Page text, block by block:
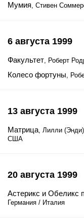
Мумия, Стивен
6 августа 1999
Факультет, Роберт
Колесо фортуны,
13 августа 1999
Матрица, Лилли
США
20 августа 1999
Астерикс и Обеликс
Германия / Италия